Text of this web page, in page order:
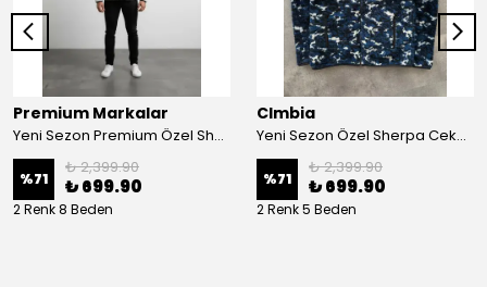
Premium Markalar
Yeni Sezon Premium Özel Sherpa Ceketler
%71
₺ 2,399.90
₺ 699.90
2 Renk 8 Beden
Clmbia
Yeni Sezon Özel Sherpa Ceketler
%71
₺ 2,399.90
₺ 699.90
2 Renk 5 Beden